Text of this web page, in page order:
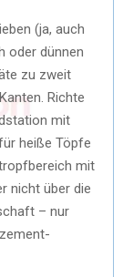
(ja, auch
oder dünnen
zu zweit
Richte
mit
heiße Töpfe
mit
nicht über die
– nur